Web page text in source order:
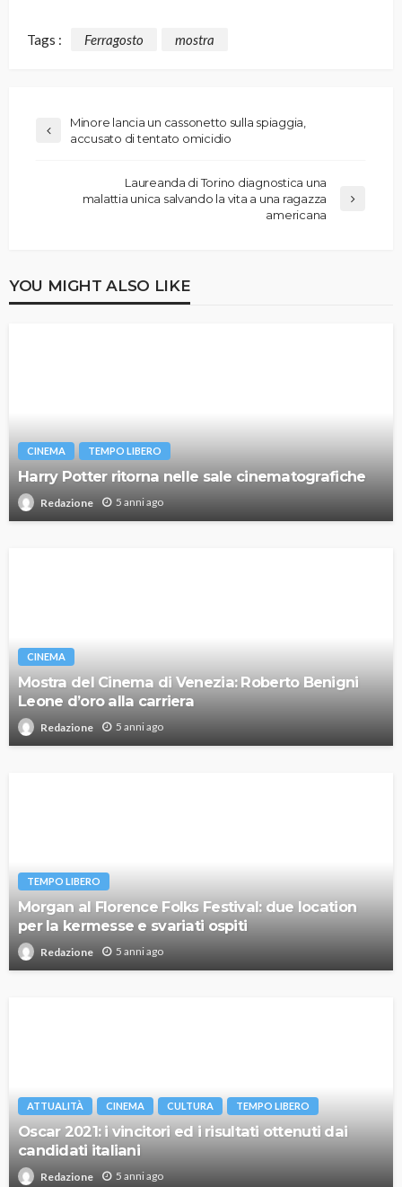
Tags : Ferragosto mostra
Minore lancia un cassonetto sulla spiaggia,
accusato di tentato omicidio
Laureanda di Torino diagnostica una
malattia unica salvando la vita a una ragazza
americana
YOU MIGHT ALSO LIKE
CINEMA TEMPO LIBERO
Harry Potter ritorna nelle sale cinematografiche
Redazione 5 anni ago
CINEMA
Mostra del Cinema di Venezia: Roberto Benigni
Leone d’oro alla carriera
Redazione 5 anni ago
TEMPO LIBERO
Morgan al Florence Folks Festival: due location
per la kermesse e svariati ospiti
Redazione 5 anni ago
ATTUALITÀ CINEMA CULTURA TEMPO LIBERO
Oscar 2021: i vincitori ed i risultati ottenuti dai
candidati italiani
Redazione 5 anni ago